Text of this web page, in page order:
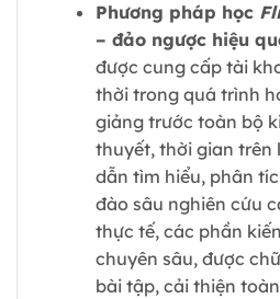
Phương pháp học
– đảo ngược hiệu
được cung cấp tài
thời trong quá trình
giảng trước toàn bộ
thuyết, thời gian trên
dẫn tìm hiểu, phân
đào sâu nghiên cứu
thực tế, các phần
chuyên sâu, được
bài tập, cải thiện